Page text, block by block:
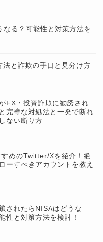
る？可能性と対策方法を
法と詐欺の手口と見分け方
FX・投資詐欺に勧誘され
完璧な対処法と一発で断れ
ない断り方
すめのTwitter/Xを紹介！絶
ーすべきアカウントを教え
されたらNISAはどうな
性と対策方法を検討！